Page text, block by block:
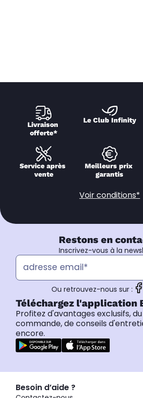
Livraison
offerte*
Le Club Infinity
Service après
vente
Meilleurs prix
garantis
Voir conditions*
Restons en
Inscrivez-vous à la
Ou retrouvez-nous sur :
Téléchargez l'application
Profitez d'avantages exclusifs,
commande, de conseils
encore.
Besoin d’aide ?